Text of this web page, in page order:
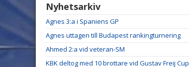
Nyhetsarkiv
Agnes 3:a i Spaniens GP
Agnes uttagen till Budapest rankingturnering
Ahmed 2:a vid veteran-SM
KBK deltog med 10 brottare vid Gustav Freij Cup